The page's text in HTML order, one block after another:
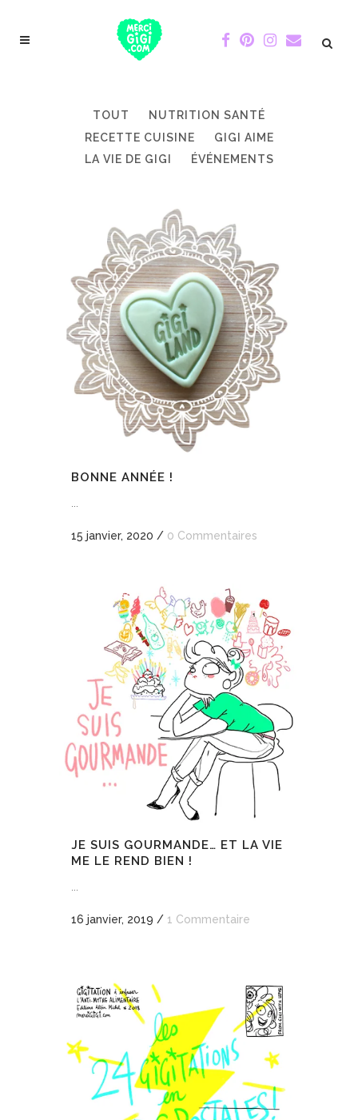
TOUT
NUTRITION SANTÉ
RECETTE CUISINE
GIGI AIME
LA VIE DE GIGI
ÉVÉNEMENTS
BONNE ANNÉE !
15 janvier, 2020 / 0 Commentaires
JE SUIS GOURMANDE… ET LA VIE
ME LE REND BIEN !
16 janvier, 2019 / 1 Commentaire